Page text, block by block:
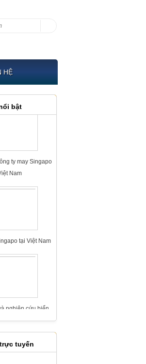
HỆ
bật
Chống thấm tại
năm 2018
Nam
tuyến